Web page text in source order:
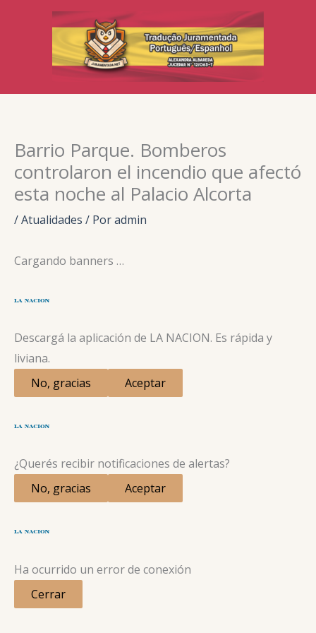
Barrio Parque. Bomberos
controlaron el incendio que afectó
esta noche al Palacio Alcorta
/Atualidades / Poradmin
Cargando banners …
Descargá la aplicación de LA NACION. Es rápida y
liviana.
No, gracias
Aceptar
¿Querés recibir notificaciones de alertas?
No, gracias
Aceptar
Ha ocurrido un error de conexión
Cerrar